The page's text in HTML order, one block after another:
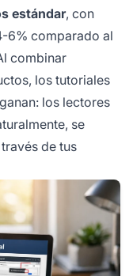
estándar, con
6% comparado al
combinar
los tutoriales
los lectores
se
de tus